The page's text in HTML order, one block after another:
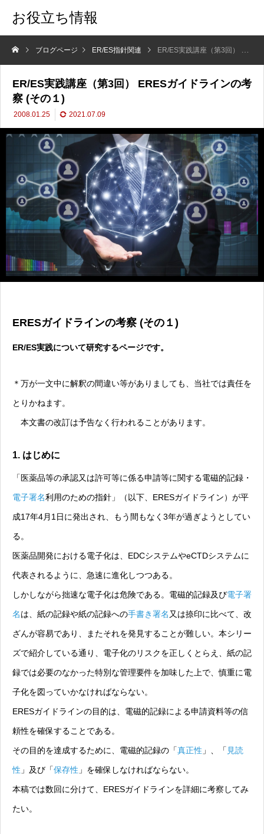
お役立ち情報
ブログページ ER/ES指針関連 ER/ES実践講座（第3回） ERESガイドラインの考察 (その１)
ER/ES実践講座（第3回） ERESガイドラインの考
察 (その１)
2008.01.25 2021.07.09
ERESガイドラインの考察 (その１)
ER/ES実践について研究するページです。
＊万が一文中に解釈の間違い等がありましても、当社では責任を
とりかねます。
本文書の改訂は予告なく行われることがあります。
1. はじめに
「医薬品等の承認又は許可等に係る申請等に関する電磁的記録・
電子署名利用のための指針」（以下、ERESガイドライン）が平
成17年4月1日に発出され、もう間もなく3年が過ぎようとしてい
る。
医薬品開発における電子化は、EDCシステムやeCTDシステムに
代表されるように、急速に進化しつつある。
しかしながら拙速な電子化は危険である。電磁的記録及び電子署
名は、紙の記録や紙の記録への手書き署名 又は捺印に比べて、改
ざんが容易であり、またそれを発見することが難しい。本シリー
ズで紹介している通り、電子化のリスクを正しくとらえ、紙の記
録では必要のなかった特別な管理要件を加味した上で、慎重に電
子化を図っていかなければならない。
ERESガイドラインの目的は、電磁的記録による申請資料等の信
頼性を確保することである。
その目的を達成するために、電磁的記録の「真正性 」、「 見読
性 」及び「保存性 」を確保しなければならない。
本稿では数回に分けて、ERESガイドラインを詳細に考察してみ
たい。